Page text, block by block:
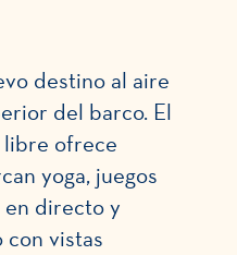
destino al aire
del barco. El
libre ofrece
yoga, juegos
en directo y
con vistas